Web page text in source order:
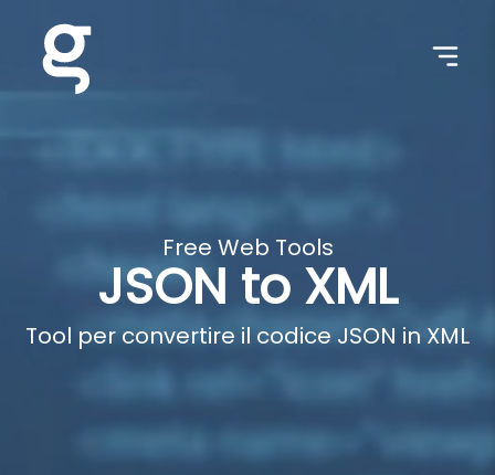
Free Web Tools
JSON to XML
Tool per convertire il codice JSON in XML